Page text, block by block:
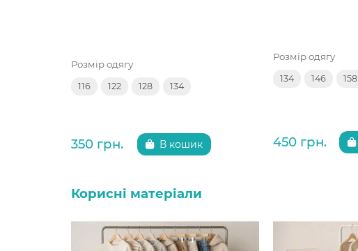
Розмір одягу
116 122 128 134
350 грн. В кошик
Розмір одягу
134 146 158
450 грн.
Корисні матеріали